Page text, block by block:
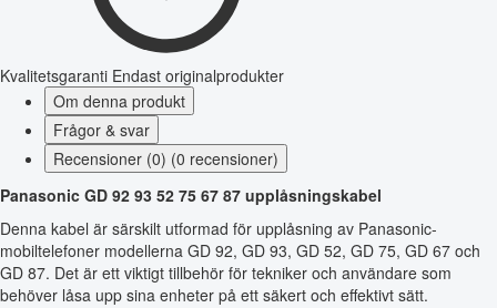
Kvalitetsgaranti Endast originalprodukter
Om denna produkt
Frågor & svar
Recensioner (0) (0 recensioner)
Panasonic GD 92 93 52 75 67 87 upplåsningskabel
Denna kabel är särskilt utformad för upplåsning av Panasonic-
mobiltelefoner modellerna GD 92, GD 93, GD 52, GD 75, GD 67 och
GD 87. Det är ett viktigt tillbehör för tekniker och användare som
behöver låsa upp sina enheter på ett säkert och effektivt sätt.